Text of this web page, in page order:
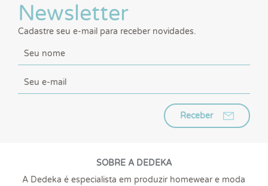
Newsletter
Cadastre seu e-mail para receber novidades.
Receber
SOBRE A DEDEKA
A Dedeka é especialista em produzir homewear e moda